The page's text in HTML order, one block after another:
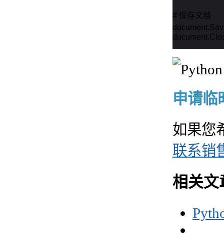
# 保存文档
申请临
如果您
联系销
相关文